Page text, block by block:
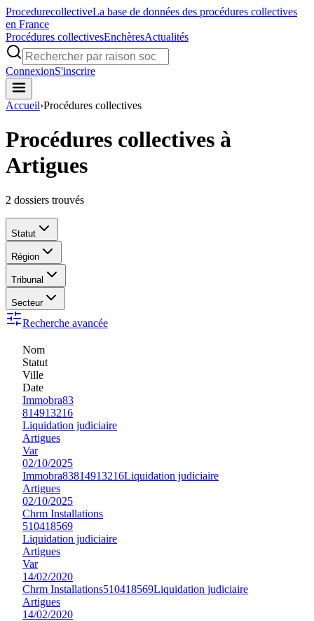
ProcedurecollectiveLa base de données des procédures collectives
en France
Procédures collectivesEnchèresActualités
ConnexionS'inscrire
Accueil›Procédures collectives
Procédures collectives à
Artigues
2 dossiers trouvés
Statut
Région
Tribunal
Secteur
Recherche avancée
Nom
Statut
Ville
Date
Immobra83
814913216
Liquidation judiciaire
Artigues
Var
02/10/2025
Immobra83814913216Liquidation judiciaire
Artigues
02/10/2025
Chrm Installations
510418569
Liquidation judiciaire
Artigues
Var
14/02/2020
Chrm Installations510418569Liquidation judiciaire
Artigues
14/02/2020